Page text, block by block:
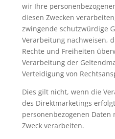
wir Ihre
diesen Zwecken
zwingende schutzwürdige
Verarbeitung nachweisen,
Rechte und Freiheiten
Verarbeitung der
Verteidigung von
Dies gilt nicht, wenn die
des Direktmarketings
personenbezogenen
Zweck verarbeiten.